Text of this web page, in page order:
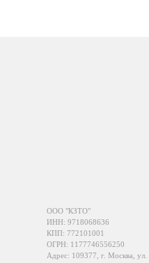
ООО "КЗТО"
ИНН: 9718068636
КПП: 772101001
ОГРН: 1177746556250
Адрес: 109377, г. Москва,